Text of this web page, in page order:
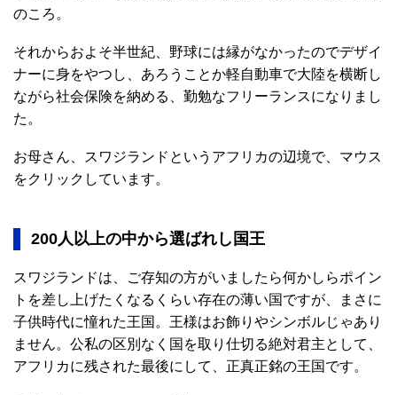
のころ。
それからおよそ半世紀、野球には縁がなかったのでデザイ
ナーに身をやつし、あろうことか軽自動車で大陸を横断し
ながら社会保険を納める、勤勉なフリーランスになりまし
た。
お母さん、スワジランドというアフリカの辺境で、マウス
をクリックしています。
200人以上の中から選ばれし国王
スワジランドは、ご存知の方がいましたら何かしらポイン
トを差し上げたくなるくらい存在の薄い国ですが、まさに
子供時代に憧れた王国。王様はお飾りやシンボルじゃあり
ません。公私の区別なく国を取り仕切る絶対君主として、
アフリカに残された最後にして、正真正銘の王国です。